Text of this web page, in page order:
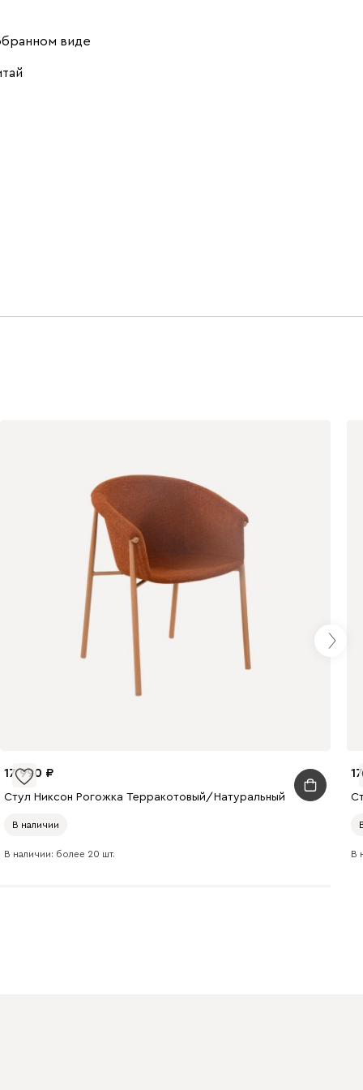
виде
17 990
Стул Никсон Рогожка Терракотовый/Натуральный
В наличии
В наличии: более 20 шт. В